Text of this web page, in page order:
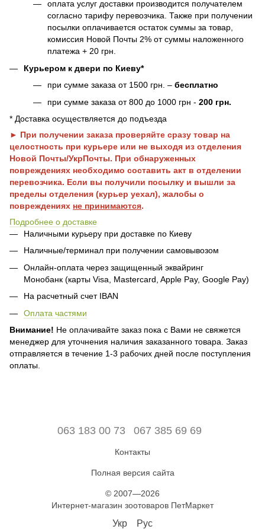
оплата услуг доставки производится получателем
согласно тарифу перевозчика. Также при получении
посылки оплачивается остаток суммы за товар,
комиссия Новой Почты 2% от суммы наложенного
платежа + 20 грн.
Курьером к двери по Киеву*
при сумме заказа от 1500 грн. – бесплатно
при сумме заказа от 800 до 1000 грн - 200 грн.
* Доставка осуществляется до подъезда
► При получении заказа проверяйте сразу товар на
целостность при курьере или не выходя из отделения
Новой Почты/УкрПочты. При обнаруженных
повреждениях необходимо составить акт в отделении
перевозчика. Если вы получили посылку и вышли за
пределы отделения (курьер уехал), жалобы о
повреждениях не принимаются.
Подробнее о доставке
Наличными курьеру при доставке по Киеву
Наличные/терминал при получении самовывозом
Онлайн-оплата через защищенный эквайринг
Монобанк (карты Visa, Mastercard, Apple Pay, Google Pay)
На расчетный счет IBAN
Оплата частями
Внимание! Не оплачивайте заказ пока с Вами не свяжется
менеджер для уточнения наличия заказанного товара. Заказ
отправляется в течение 1-3 рабочих дней после поступления
оплаты.
063 183 00 73 067 385 69 69
Контакты
Полная версия сайта
© 2007—2026
Интернет-магазин зоотоваров ПетМаркет
Укр Рус